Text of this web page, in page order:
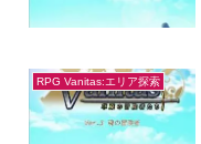
RPG Vanitas:エリア探索